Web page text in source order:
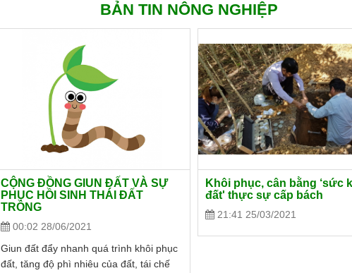
BẢN TIN NÔNG NGHIỆP
CỘNG ĐỒNG GIUN ĐẤT VÀ SỰ
PHỤC HỒI SINH THÁI ĐẤT
TRỒNG
00:02 28/06/2021
Giun đất đẩy nhanh quá trình khôi phục
đất, tăng độ phì nhiêu của đất, tái chế
Khôi phục, cân bằng ‘sức
đất' thực sự cấp bách
21:41 25/03/2021